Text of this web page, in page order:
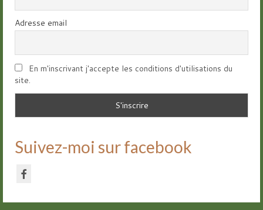
Adresse email
En m'inscrivant j'accepte les conditions d'utilisations du
site.
Suivez-moi sur facebook